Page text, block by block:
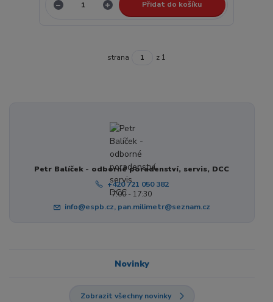
Přidat do košíku
strana z 1
Petr Balíček - odborné poradenství, servis, DCC
+420 721 050 382
7:00 - 17:30
info@espb.cz, pan.milimetr@seznam.cz
Novinky
Zobrazit všechny novinky